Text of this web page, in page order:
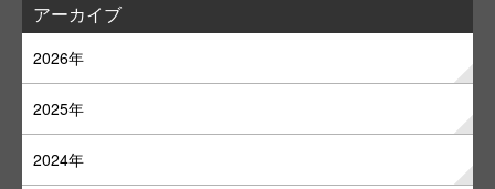
アーカイブ
2026年
2025年
2024年